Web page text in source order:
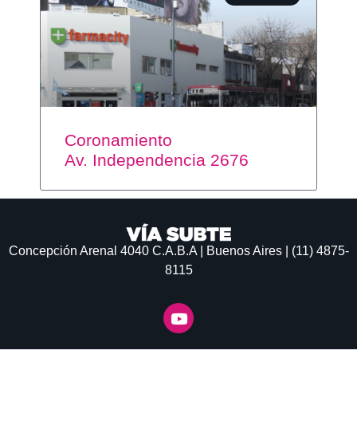
Coronamiento
Av. Independencia 2676
Concepción Arenal 4040C.A.B.A | Buenos Aires | (11) 4875-
8115